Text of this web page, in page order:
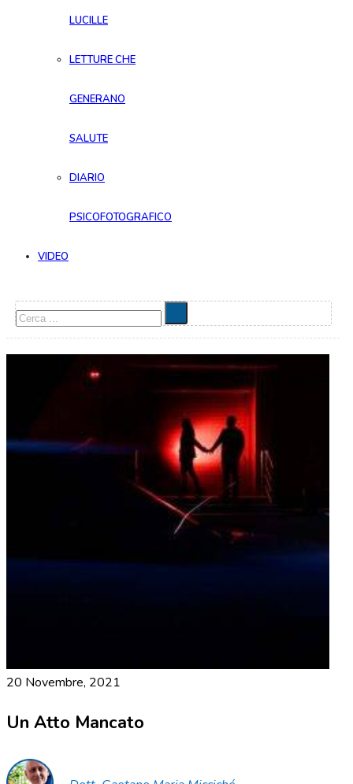
LUCILLE
LETTURE CHE
GENERANO
SALUTE
DIARIO
PSICOFOTOGRAFICO
VIDEO
Cerca
20 Novembre, 2021
Un Atto Mancato